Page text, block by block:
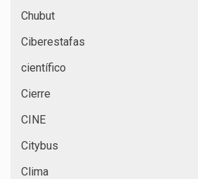
Chubut
Ciberestafas
científico
Cierre
CINE
Citybus
Clima